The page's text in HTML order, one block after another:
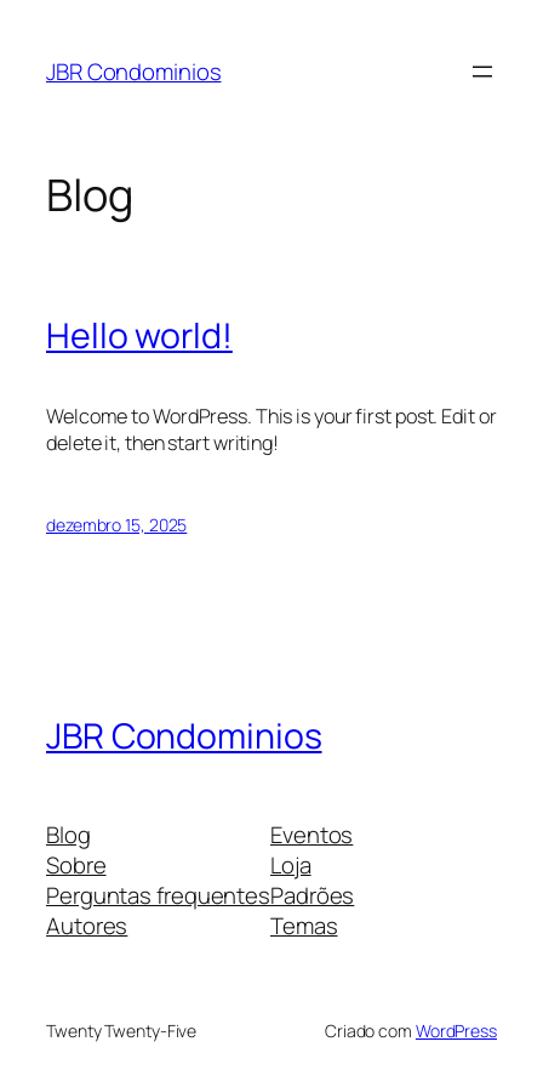
JBR Condominios
Blog
Hello world!
Welcome to WordPress. This is your first post. Edit or
delete it, then start writing!
dezembro 15, 2025
JBR Condominios
Blog
Sobre
Perguntas frequentes
Autores
Eventos
Loja
Padrões
Temas
Twenty Twenty-Five Criado com WordPress